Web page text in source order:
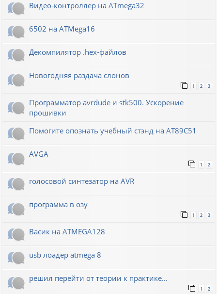
Видео-контроллер на ATmega32
6502 на ATMega16
Декомпилятор .hex-файлов
Новогодняя раздача слонов
1 2 3
Программатор avrdude и stk500. Ускорение
прошивки
Помогите опознать учебный стэнд на AT89С51
AVGA
1 2
голосовой синтезатор на AVR
программа в озу
1 2 3
Васик на ATMEGA128
usb лоадер atmega 8
решил перейти от теории к практике...
1 2